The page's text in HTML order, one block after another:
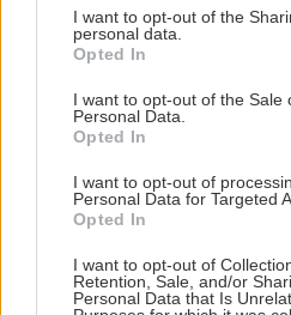
not limited to your visit or usage
grant or deny consent to Google
use your data for below
consent section.
I want to opt-out of the
personal data.
Opted In
I want to opt-out of the Sale
Personal Data.
Opted In
I want to opt-out of
Personal Data for Targeted
Opted In
I want to opt-out of
Retention, Sale, and/or
Personal Data that Is
ZÁHRADA
Trvalky, ktoré znesú